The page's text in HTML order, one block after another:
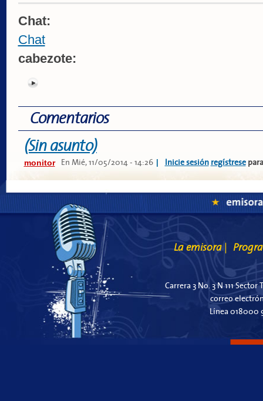
Chat:
Chat
cabezote:
Comentarios
(Sin asunto)
monitor En Mié, 11/05/2014 - 14:26 | Inicie sesión regístrese
La emisora
Carrera 3 No. 3 N 111
correo
Línea 018000